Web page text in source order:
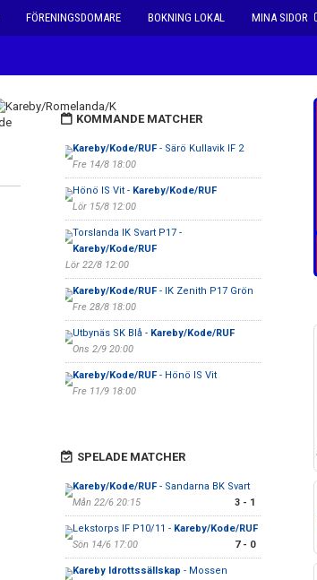
FÖRENINGSDOMARE BOKNING LOKAL MINA SIDOR
KOMMANDE MATCHER
Kareby/Kode/RUF- Särö Kullavik IF 2
Fre 14/8 18:00
Hönö IS Vit - Kareby/Kode/RUF
Lör 15/8 12:00
Torslanda IK Svart P17 -
Kareby/Kode/RUF
Lör 22/8 12:00
Kareby/Kode/RUF- IK Zenith P17 Grön
Fre 28/8 18:00
Utbynäs SK Blå - Kareby/Kode/RUF
Ons 2/9 20:00
Kareby/Kode/RUF- Hönö IS Vit
Fre 11/9 18:00
SPELADE MATCHER
Kareby/Kode/RUF- Sandarna BK Svart
Mån 22/6 20:15
3 - 1
Lekstorps IF P10/11 - Kareby/Kode/RUF
Sön 14/6 17:00
7 - 0
Kareby Idrottssällskap - Mossen